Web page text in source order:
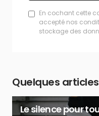
En cochant cette
accepté nos
stockage des
Quelques articles
Le silence pour